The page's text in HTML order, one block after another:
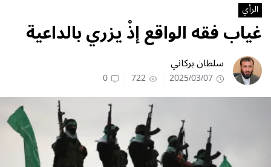
الرأي
غياب فقه الواقع إذْ يزري بالداعية
سلطان بركاني
2025/03/07
722
0